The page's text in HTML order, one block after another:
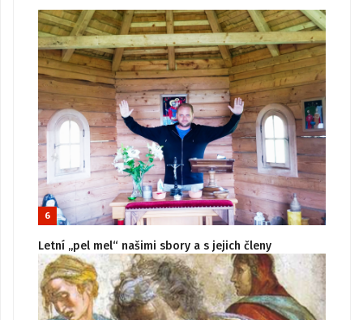
6
Letní „pel mel“ našimi sbory a s jejich členy